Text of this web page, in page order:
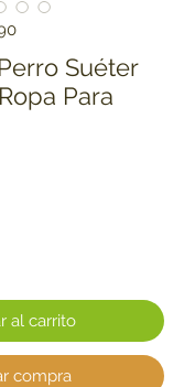
Suéter
Para
al carrito
compra